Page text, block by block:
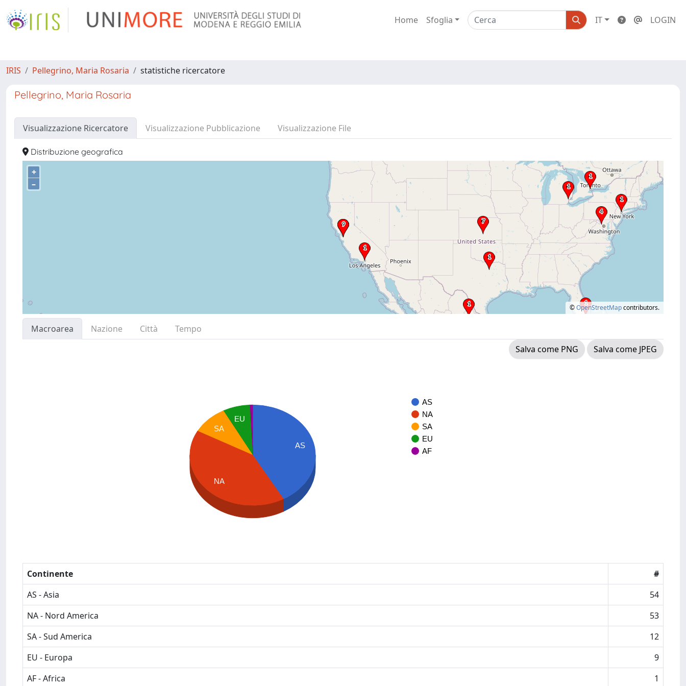
Home Sfoglia IT LOGIN
IRIS Pellegrino, Maria Rosaria statistiche ricercatore
Pellegrino, Maria Rosaria
Visualizzazione Ricercatore Visualizzazione Pubblicazione Visualizzazione File
Distribuzione geografica
+
–
©OpenStreetMapcontributors.
Macroarea Nazione Città
Tempo
Salva come PNG
Salva come JPEG
AS
NA
SA
EU
AF
AS
EU
SA
NA
Continente
#
AS - Asia
54
NA - Nord America
53
SA - Sud America
12
EU - Europa
9
AF - Africa
1